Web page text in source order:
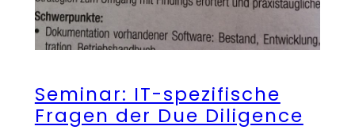
Seminar: IT-spezifische
Fragen der Due Diligence